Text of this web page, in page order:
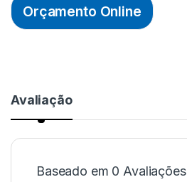
Orçamento Online
Avaliação
Baseado em 0 Avaliações